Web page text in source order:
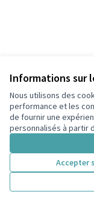
Informations sur
Nous utilisons des
performance et les
de fournir une
personnalisés à partir
Accepter
Les mieux notésLes
commentaire.